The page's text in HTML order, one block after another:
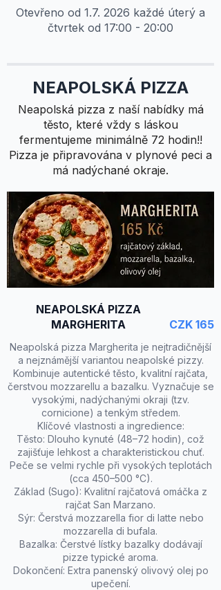
Otevřeno od 1.7. 2026 každé úterý a
čtvrtek od 17:00 - 20:00
NEAPOLSKÁ PIZZA
Neapolská pizza z naší nabídky má
těsto, které vždy s láskou
fermentujeme minimálně 72 hodin!!
Pizza je připravována v plynové peci a
má nadýchané okraje.
NEAPOLSKÁ PIZZA
MARGHERITA
Neapolská pizza Margherita je nejtradičnější
a nejznámější variantou neapolské pizzy.
Kombinuje autentické těsto, kvalitní rajčata,
čerstvou mozzarellu a bazalku. Vyznačuje se
vysokými, nadýchanými okraji (tzv.
cornicione) a tenkým středem.
Klíčové vlastnosti a ingredience:
Těsto: Dlouho kynuté (48–72 hodin), což
zajišťuje lehkost a charakteristickou chuť.
Peče se velmi rychle při vysokých teplotách
(cca 450–500 °C).
Základ (Sugo): Kvalitní rajčatová omáčka z
rajčat San Marzano.
Sýr: Čerstvá mozzarella fior di latte nebo
mozzarella di bufala.
Bazalka: Čerstvé lístky bazalky dodávají
pizze typické aroma.
Dokončení: Extra panenský olivový olej po
upečení.
CZK 165